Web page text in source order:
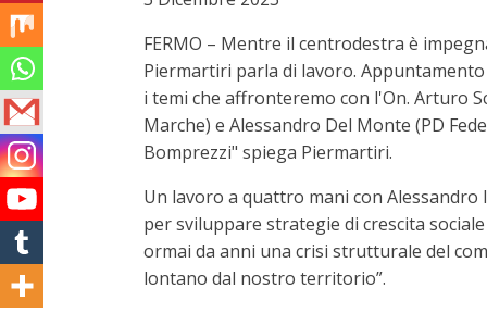
FERMO – Mentre il centrodestra è
Piermartiri parla di lavoro.
i temi che affronteremo con l'On. Arturo
Marche) e Alessandro Del Monte (PD
Bomprezzi" spiega Piermartiri.
Un lavoro a quattro mani con
per sviluppare strategie di crescita
ormai da anni una crisi strutturale del
lontano dal nostro territorio”.